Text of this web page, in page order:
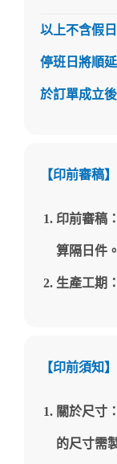
以上不含假
停班日將順
於訂單成立
【印前審稿】
印前審稿
算隔日件。
生產工期
【印前須知】
關於尺寸
的尺寸需